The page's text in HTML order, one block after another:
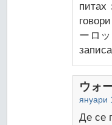
питах
ーロ
ウォ
януари
Де се